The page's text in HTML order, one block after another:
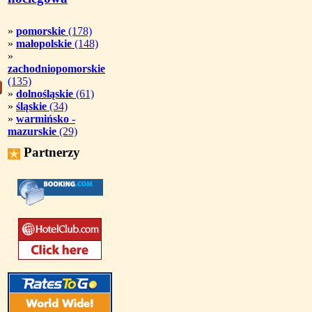
» pomorskie (178)
» małopolskie (148)
»
zachodniopomorskie
(135)
» dolnośląskie (61)
» śląskie (34)
» warmińsko -
mazurskie (29)
Partnerzy